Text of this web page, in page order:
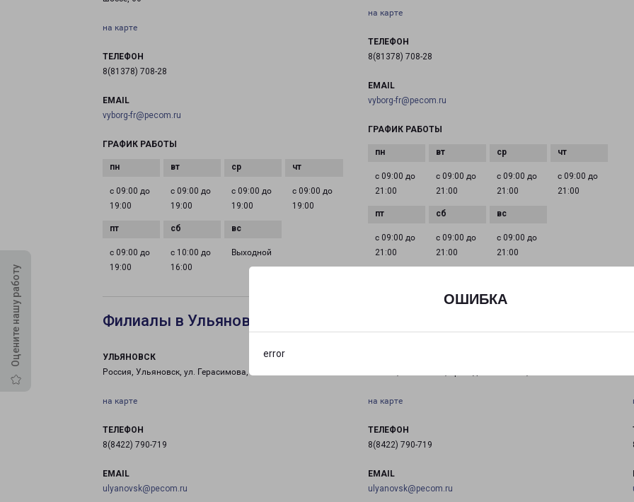
ОШИБКА
error
Оцените нашу работу
на карте
ТЕЛЕФОН
8(81378) 708-28
EMAIL
vyborg-fr@pecom.ru
ГРАФИК РАБОТЫ
с 09:00 до
19:00
с 09:00 до
19:00
с 09:00 до
19:00
с 09:00 до
19:00
с 09:00 до
19:00
с 10:00 до
16:00
Выходной
на карте
ТЕЛЕФОН
8(81378) 708-28
EMAIL
vyborg-fr@pecom.ru
ГРАФИК РАБОТЫ
с 09:00 до
21:00
с 09:00 до
21:00
с 09:00 до
21:00
с 09:00 до
21:00
с 09:00 до
21:00
с 09:00 до
21:00
с 09:00 до
21:00
Филиалы в Ульяновске
УЛЬЯНОВСК
Россия, Ульяновск, ул. Герасимова, 10Н
на карте
ТЕЛЕФОН
8(8422) 790-719
EMAIL
ulyanovsk@pecom.ru
на карте
ТЕЛЕФОН
8(8422) 790-719
EMAIL
ulyanovsk@pecom.ru